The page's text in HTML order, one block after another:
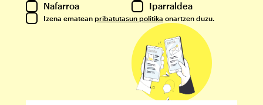
Nafarroa
Iparraldea
Izena ematean pribatutasun politika onartzen duzu.